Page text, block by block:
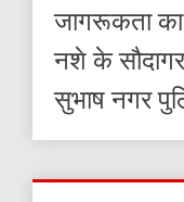
जागरूकता का
नशे के
सुभाष नगर